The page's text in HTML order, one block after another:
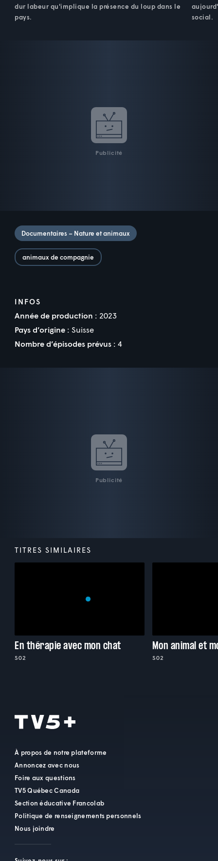
dur labeur qu'implique la présence du loup dans le
pays.
social.
Publicité
Documentaires – Nature et animaux
animaux de compagnie
INFOS
Année de production : 2023
Pays d’origine : Suisse
Nombre d’épisodes prévus : 4
Publicité
TITRES SIMILAIRES
En thérapie avec mon chat
S02
Mon animal et
S02
À propos de notre plateforme
Annoncez avec nous
Foire aux questions
TV5 Québec Canada
Section éducative Francolab
Politique de renseignements personnels
Nous joindre